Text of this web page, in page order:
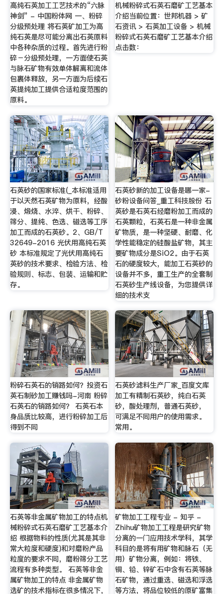
高纯石英加工工艺技术的“六脉
神剑” - 中国粉体网 一、粉碎
分级预处理 将石英矿加工为高
纯石英是尽可能分离出石英原料
中各种杂质的过程。首先进行粉
碎－分级预处理，一方面使石英
与脉石矿物有效单体解离和流体
包裹体释放，另一方面为后续石
英提纯加工提供合适粒度范围的
原料。
机械粉碎式石英石磨矿工艺基本
介绍当前位置：世邦机器 > 矿
石资讯 > 石英加工设备 > 机械
粉碎式石英石磨矿工艺基本介绍
点击数：
石英砂的国家标准(_本标准适用
于以天然石英矿物为原料，经酸
浸、煅烧、水淬、烘干、粉碎、
筛分、提纯、色选、磁选等工序
加工而成的石英砂。2、GB/T
32649-2016 光伏用高纯石英
砂 本标准规定了光伏用高纯石
英砂的技术要求、检验方法、检
验规则、标志、包装、运输和贮
存。
石英砂新的加工设备是哪一家-
砂粉设备问答_重工科技股份 石
英砂是石英石经磨粉加工而成的
石英颗粒，石英石是一种非金属
矿物质，是一种坚硬、耐磨、化
学性能稳定的硅酸盐矿物，其主
要矿物成分是SiO2。由于石英
石的硬度较大，能加工石英砂的
设备并不多，重工生产的全套制
石英砂生产线设备，为您提供详
细的技术支
粉碎石英石的销路如何？投资石
英石制砂加工赚钱吗-河南 粉碎
石英石的销路如何？ 石英石本
身品质比较高，进行粉碎加工后
得到不同
石英砂滤料生产厂家_百度文库
加工有精制石英砂，纯白石英
砂，酸处理剂，普通石英砂，
可满足不同用户的使用需求。
常用。
石英等非金属矿物加工的特点机
械粉碎式石英石磨矿工艺基本介
绍 根据物料的性质(尤其是其非
常大粒度和硬度)和对磨粉产品
粒度的要求不同，磨粉筛分工艺
流程有多种类型。 石英等非金
属矿物加工的特点 非金属矿物
选矿的技术指标在很多情况下，
矿物加工工程专业 - 知乎 -
Zhihu矿物加工工程是研究矿物
分离的一门应用技术学科，其学
科目的是将有用矿物和脉石（无
用）矿物分离，例如：将铁、
铜、铅、锌矿石中含有石英等脉
石矿物，通过重选、磁选和浮选
等方法，将品位较低的原矿富集